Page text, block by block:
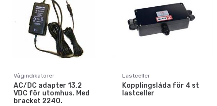
Vågindikatorer
AC/DC adapter 13,2
VDC för utomhus. Med
bracket 2240.
Lastceller
Kopplingslåda för 4 st
lastceller